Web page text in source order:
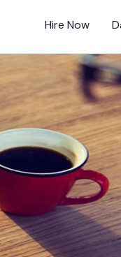
Hire Now